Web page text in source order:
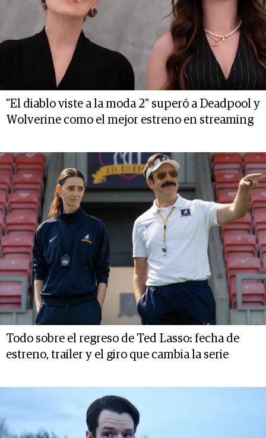
"El diablo viste a la moda 2" superó a Deadpool y
Wolverine como el mejor estreno en streaming
Todo sobre el regreso de Ted Lasso: fecha de
estreno, trailer y el giro que cambia la serie